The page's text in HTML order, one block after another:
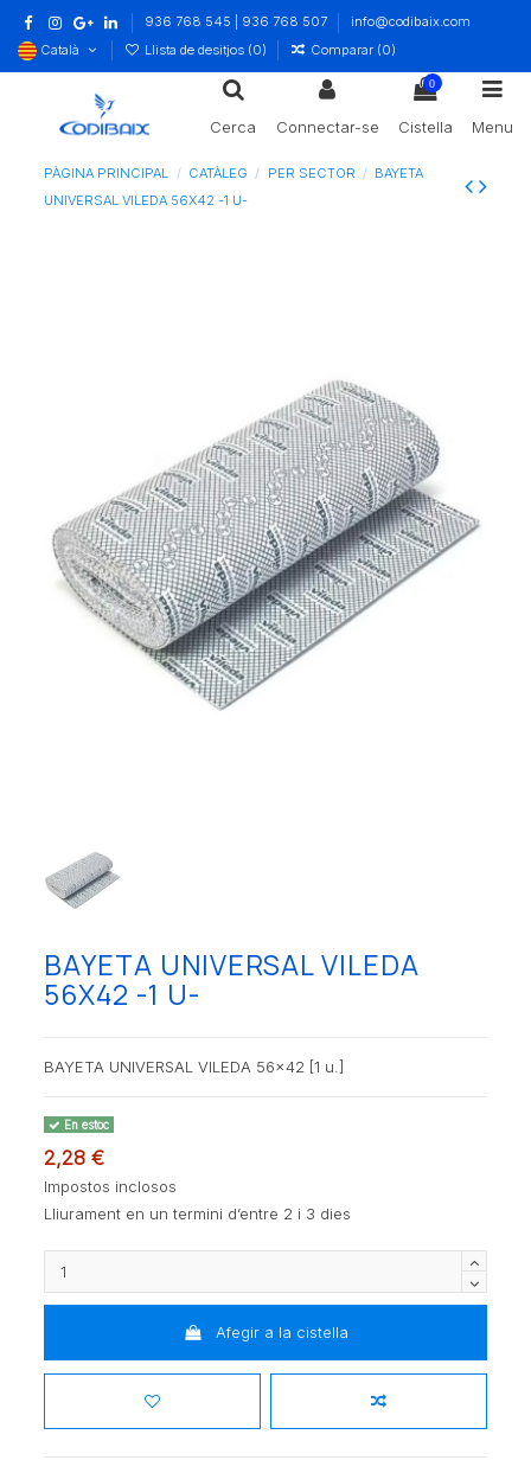
936 768 545 | 936 768 507
info@codibaix.com
Català
Llista de desitjos (0) Comparar (0)
Cerca Connectar-se
0
Cistella Menu
PÀGINA PRINCIPAL CATÀLEG PER SECTOR
BAYETA
UNIVERSAL VILEDA 56X42 -1 U-
BAYETA UNIVERSAL VILEDA
56X42 -1 U-
BAYETA UNIVERSAL VILEDA 56x42 [1 u.]
En estoc
2,28 €
Impostos inclosos
Lliurament en un termini d’entre 2 i 3 dies
Afegir a la cistella